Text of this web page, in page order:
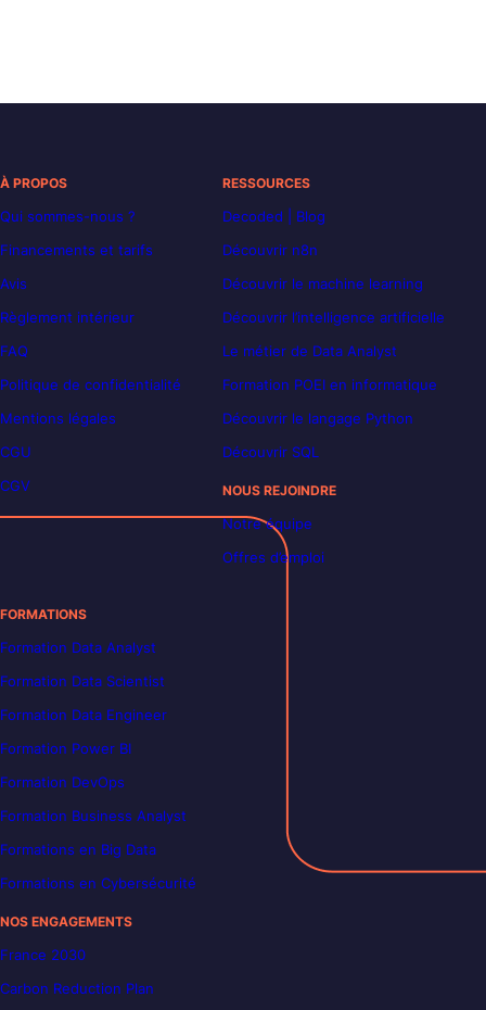
À PROPOS
Qui sommes-nous ?
Financements et tarifs
Avis
Règlement intérieur
FAQ
Politique de confidentialité
Mentions légales
CGU
CGV
RESSOURCES
Decoded | Blog
Découvrir n8n
Découvrir le machine learning
Découvrir l’intelligence artificielle
Le métier de Data Analyst
Formation POEI en informatique
Découvrir le langage Python
Découvrir SQL
NOUS REJOINDRE
Notre équipe
Offres d’emploi
FORMATIONS
Formation Data Analyst
Formation Data Scientist
Formation Data Engineer
Formation Power BI
Formation DevOps
Formation Business Analyst
Formations en Big Data
Formations en Cybersécurité
NOS ENGAGEMENTS
France 2030
Carbon Reduction Plan